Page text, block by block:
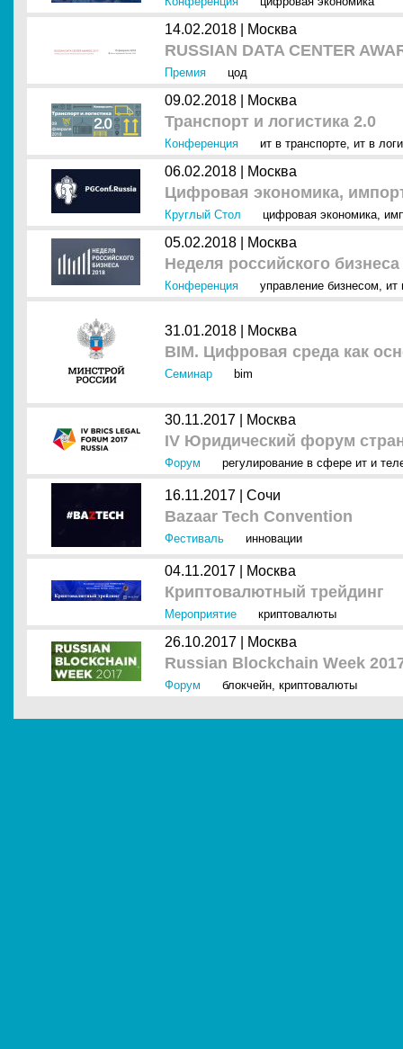
14.02.2018 | Москва
RUSSIAN DATA CENTER
Премия цод
09.02.2018 | Москва
Транспорт и логистика 2.0
Конференция ит в транспорте, ит в
06.02.2018 | Москва
Цифровая экономика,
Круглый Стол цифровая экономика,
05.02.2018 | Москва
Неделя российского бизнеса
Конференция управление бизнесом, ит
31.01.2018 | Москва
BIM. Цифровая среда как
Семинар bim
30.11.2017 | Москва
IV Юридический форум
Форум регулирование в сфере ит и
16.11.2017 | Сочи
Bazaar Tech Convention
Фестиваль инновации
04.11.2017 | Москва
Криптовалютный трейдинг
Мероприятие криптовалюты
26.10.2017 | Москва
Russian Blockchain Week
Форум блокчейн, криптовалюты